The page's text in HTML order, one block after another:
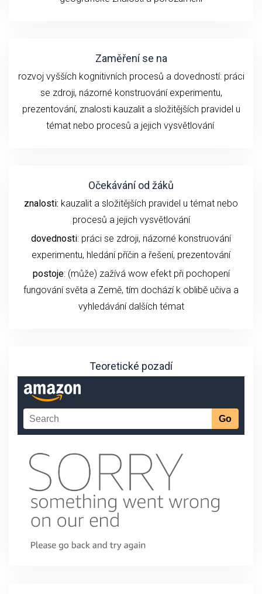
Zaměření se na
rozvoj vyšších kognitivních procesů a dovedností: práci
se zdroji, názorné konstruování experimentu,
prezentování, znalostikauzalit a složitějších pravidel u
témat nebo procesů a jejich vysvětlování
Očekávání od žáků
znalosti: kauzalit a složitějších pravidel u témat nebo
procesů a jejich vysvětlování
dovednosti: práci se zdroji, názorné konstruování
experimentu, hledání příčin a řešení, prezentování
postoje: (může) zažívá wow efekt při pochopení
fungování světa a Země, tím dochází k oblibě učiva a
vyhledávání dalších témat
Teoretické pozadí